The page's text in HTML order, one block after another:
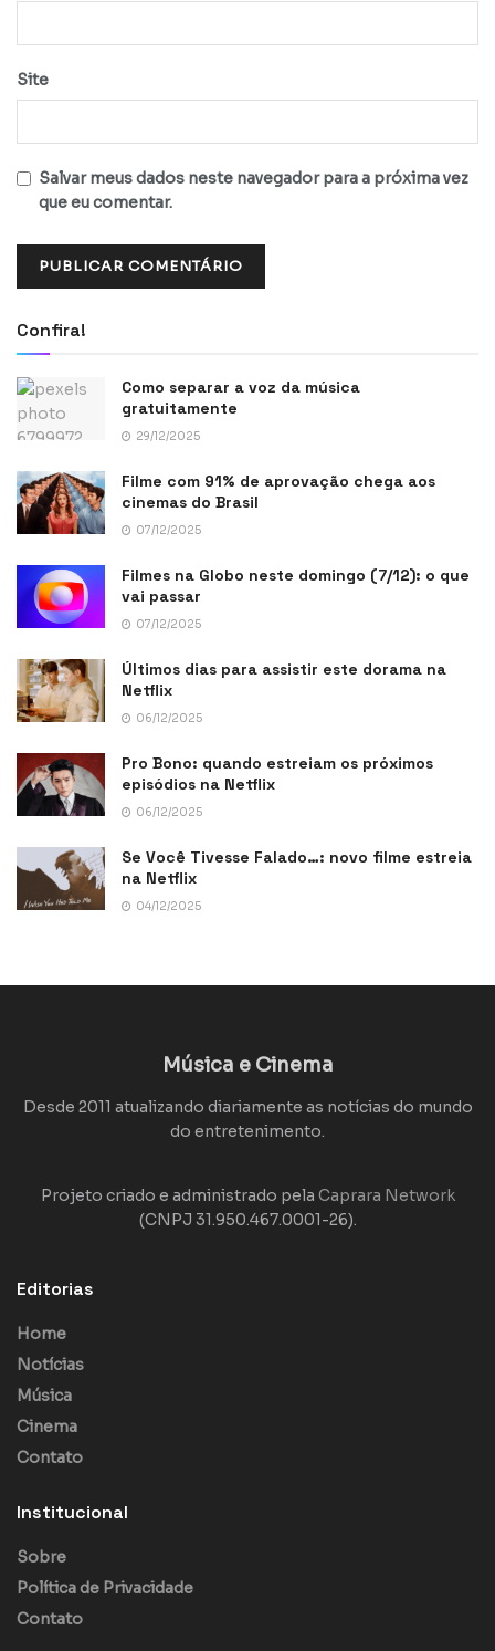
Site
Salvar meus dados neste navegador para a próxima vez
que eu comentar.
Confira!
Como separar a voz da música
gratuitamente
29/12/2025
Filme com 91% de aprovação chega aos
cinemas do Brasil
07/12/2025
Filmes na Globo neste domingo (7/12): o que
vai passar
07/12/2025
Últimos dias para assistir este dorama na
Netflix
06/12/2025
Pro Bono: quando estreiam os próximos
episódios na Netflix
06/12/2025
Se Você Tivesse Falado…: novo filme estreia
na Netflix
04/12/2025
Música e Cinema
Desde 2011 atualizando diariamente as notícias do mundo
do entretenimento.
Projeto criado e administrado pela Caprara Network
(CNPJ 31.950.467.0001-26).
Editorias
Home
Notícias
Música
Cinema
Contato
Institucional
Sobre
Política de Privacidade
Contato